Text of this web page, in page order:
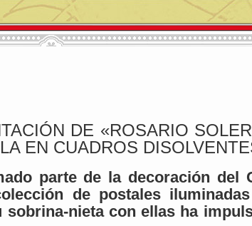
DE «ROSARIO
EN CUADROS
parte de la decoración del
de postales
sobrina-nieta con ellas ha